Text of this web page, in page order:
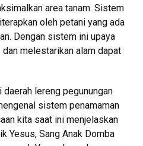
area tanam. Sistem
oleh petani yang ada
Dengan sistem ini upaya
dan melestarikan alam dapat
lereng pegunungan
sistem penamaman
kita saat ini menjelaskan
Yesus, Sang Anak Domba